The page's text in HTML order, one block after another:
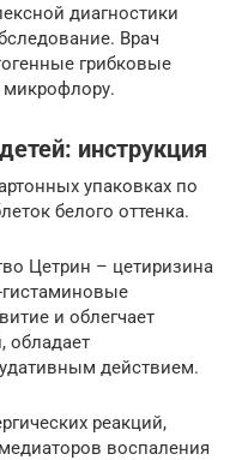
диагностики
Врач
грибковые
микрофлору.
инструкция
упаковках по
белого оттенка.
Цетрин – цетиризина
гистаминовые
и облегчает
обладает
действием.
реакций,
воспаления